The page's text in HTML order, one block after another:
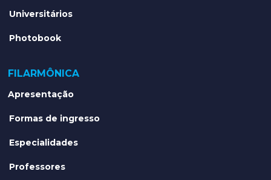
Universitários
Photobook
FILARMÔNICA
Apresentação
Formas de ingresso
Especialidades
Professores